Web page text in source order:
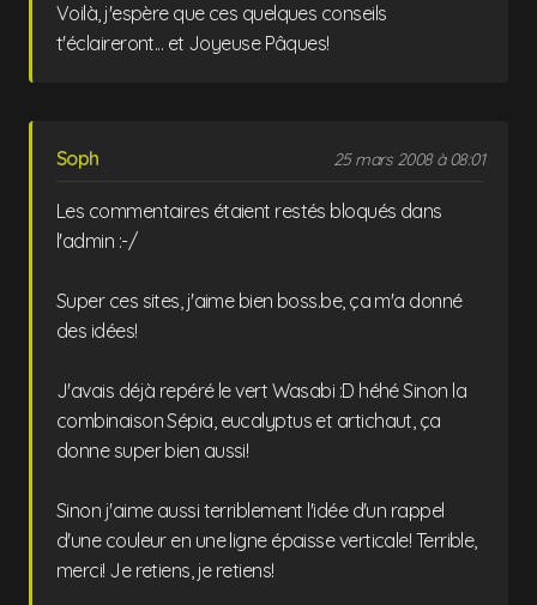
Voilà, j'espère que ces quelques conseils
t'éclaireront... et Joyeuse Pâques!
Soph 25 mars 2008 à 08:01
Les commentaires étaient restés bloqués dans
l'admin :-/
Super ces sites, j'aime bien boss.be, ça m'a donné
des idées!
J'avais déjà repéré le vert Wasabi :D héhé Sinon la
combinaison Sépia, eucalyptus et artichaut, ça
donne super bien aussi!
Sinon j'aime aussi terriblement l'idée d'un rappel
d'une couleur en une ligne épaisse verticale! Terrible,
merci! Je retiens, je retiens!